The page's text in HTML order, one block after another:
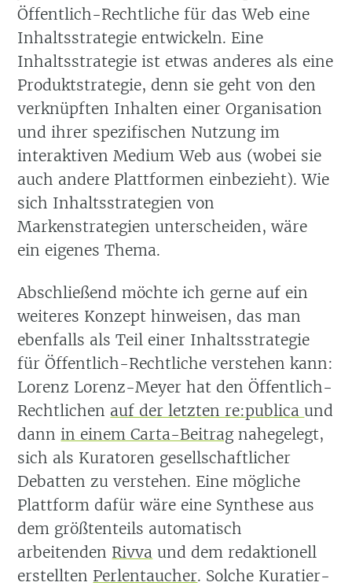
Öffentlich-Rechtliche für das Web eine
Inhaltsstrategie entwickeln. Eine
Inhaltsstrategie ist etwas anderes als eine
Produktstrategie, denn sie geht von den
verknüpften Inhalten einer Organisation
und ihrer spezifischen Nutzung im
interaktiven Medium Web aus (wobei sie
auch andere Plattformen einbezieht). Wie
sich Inhaltsstrategien von
Markenstrategien unterscheiden, wäre
ein eigenes Thema.
Abschließend möchte ich gerne auf ein
weiteres Konzept hinweisen, das man
ebenfalls als Teil einer Inhaltsstrategie
für Öffentlich-Rechtliche verstehen kann:
Lorenz Lorenz-Meyer hat den Öffentlich-
Rechtlichen auf der letzten re:publicaund
dann in einem Carta-Beitragnahegelegt,
sich als Kuratoren gesellschaftlicher
Debatten zu verstehen. Eine mögliche
Plattform dafür wäre eine Synthese aus
dem größtenteils automatisch
arbeitenden Rivva und dem redaktionell
erstellten Perlentaucher. Solche Kuratier-